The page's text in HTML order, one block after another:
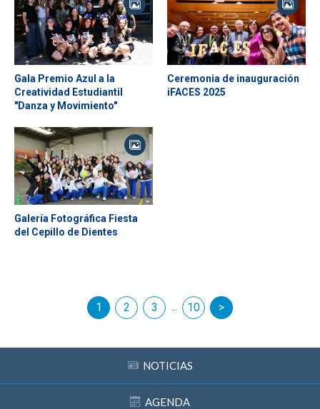
Gala Premio Azul a la
Creatividad Estudiantil
"Danza y Movimiento"
Ceremonia de inauguración
iFACES 2025
Galería Fotográfica Fiesta
del Cepillo de Dientes
1 2 3 ... 10
siguiente
NOTICIAS
AGENDA